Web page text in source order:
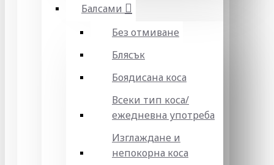
Балсами
Без отмиване
Блясък
Боядисана коса
Всеки тип коса/
ежедневна употреба
Изглаждане и
непокорна коса